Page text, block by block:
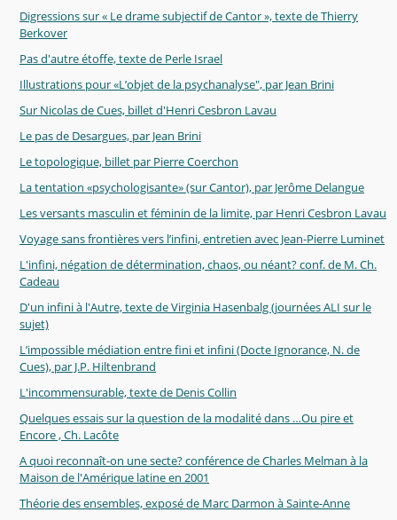
Digressions sur « Le drame subjectif de Cantor », texte de Thierry
Berkover
Pas d'autre étoffe, texte de Perle Israel
Illustrations pour «L’objet de la psychanalyse", par Jean Brini
Sur Nicolas de Cues, billet d'Henri Cesbron Lavau
Le pas de Desargues, par Jean Brini
Le topologique, billet par Pierre Coerchon
La tentation «psychologisante» (sur Cantor), par Jerôme Delangue
Les versants masculin et féminin de la limite, par Henri Cesbron Lavau
Voyage sans frontières vers l’infini, entretien avec Jean-Pierre Luminet
L'infini, négation de détermination, chaos, ou néant? conf. de M. Ch.
Cadeau
D'un infini à l'Autre, texte de Virginia Hasenbalg (journées ALI sur le
sujet)
L’impossible médiation entre fini et infini (Docte Ignorance, N. de
Cues), par J.P. Hiltenbrand
L'incommensurable, texte de Denis Collin
Quelques essais sur la question de la modalité dans …Ou pire et
Encore , Ch. Lacôte
A quoi reconnaît-on une secte? conférence de Charles Melman à la
Maison de l'Amérique latine en 2001
Théorie des ensembles, exposé de Marc Darmon à Sainte-Anne